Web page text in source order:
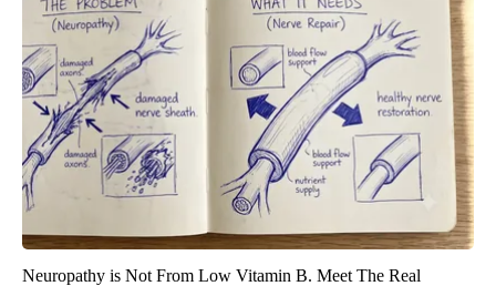
Neuropathy is Not From Low Vitamin B. Meet The Real